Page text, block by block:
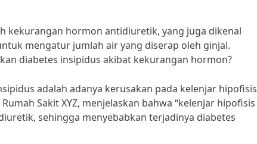
kekurangan hormon antidiuretik, yang juga dikenal
mengatur jumlah air yang diserap oleh ginjal.
diabetes insipidus akibat kekurangan hormon?
adalah adanya kerusakan pada kelenjar hipofisis
Sakit XYZ, menjelaskan bahwa “kelenjar hipofisis
sehingga menyebabkan terjadinya diabetes